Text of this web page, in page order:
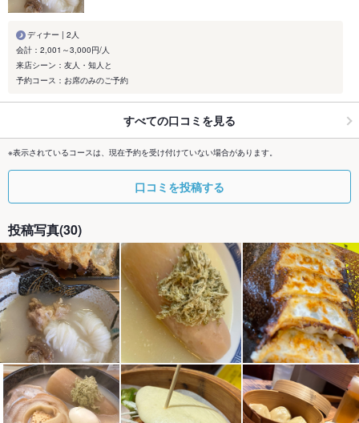
ディナー | 2人
会計：2,001～3,000円/人
来店シーン：友人・知人と
予約コース：お席のみのご予約
すべての口コミを見る
※表示されているコースは、現在予約を受け付けていない場合があります。
口コミを投稿する
投稿写真(30)